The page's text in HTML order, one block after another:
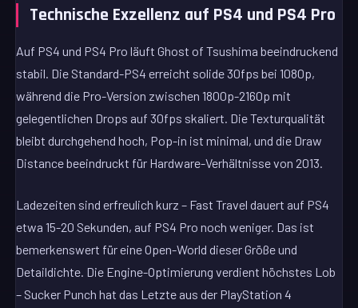
Technische Exzellenz auf PS4 und PS4 Pro
Auf PS4 und PS4 Pro läuft Ghost of Tsushima beeindruckend
stabil. Die Standard-PS4 erreicht solide 30fps bei 1080p,
während die Pro-Version zwischen 1800p-2160p mit
gelegentlichen Drops auf 30fps skaliert. Die Texturqualität
bleibt durchgehend hoch, Pop-in ist minimal, und die Draw
Distance beeindruckt für Hardware-Verhältnisse von 2013.
Ladezeiten sind erfreulich kurz – Fast Travel dauert auf PS4
etwa 15-20 Sekunden, auf PS4 Pro noch weniger. Das ist
bemerkenswert für eine Open-World dieser Größe und
Detaildichte. Die Engine-Optimierung verdient höchstes Lob
– Sucker Punch hat das Letzte aus der PlayStation 4